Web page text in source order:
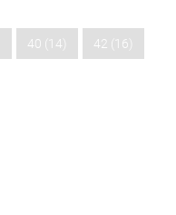
40 (14) 42 (16)